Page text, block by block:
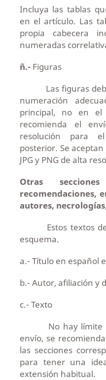
Incluya las tablas
en el artículo. Las
propia cabecera
numeradas
ñ.-Figuras
Las figuras
numeración
principal, no en
recomienda el
resolución para
posterior. Se
JPG y PNG de alta
Otras
recomendaciones,
autores,
Estos textos
esquema.
a.- Título en español
b.- Autor, afiliación y
c.- Texto
No hay límite de
envío, se
las secciones
para tener una
extensión habitual.